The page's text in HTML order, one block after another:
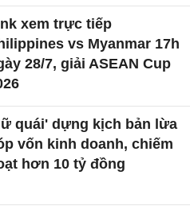
xem trực tiếp
vs Myanmar 17h
28/7, giải ASEAN Cup
quái' dựng kịch bản lừa
vốn kinh doanh, chiếm
hơn 10 tỷ đồng